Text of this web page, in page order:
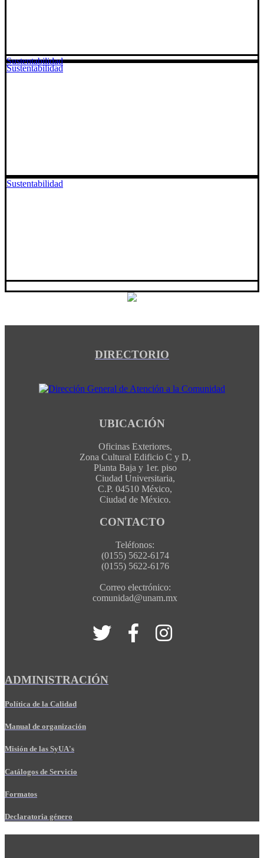
Sustentabilidad
Sustentabilidad
Sustentabilidad
DIRECTORIO
UBICACIÓN
Oficinas Exteriores,
Zona Cultural Edificio C y D,
Planta Baja y 1er. piso
Ciudad Universitaria,
C.P. 04510 México,
Ciudad de México.
CONTACTO
Teléfonos:
(0155) 5622-6174
(0155) 5622-6176
Correo electrónico:
comunidad@unam.mx
ADMINISTRACIÓN
Política de la Calidad
Manual de organización
Misión de las SyUA's
Catálogos de Servicio
Formatos
Declaratoria género